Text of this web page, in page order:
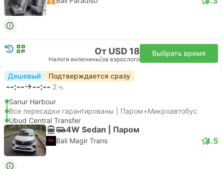
От USD 18
Налоги включены за взрослого
Выбрать время
Дешевый Подтверждается сразу
--:-- --:-- 2 ч.
Sanur Harbour
Все пересадки гарантированы | Паром+Микроавтобус
Ubud Central Transfer
4W Sedan | Паром
Bali Magir Trans 4.5